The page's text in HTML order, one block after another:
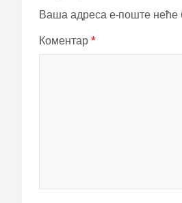
Ваша адреса е-поште неће
Коментар *